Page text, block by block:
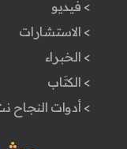
> فيديو
> الاستشارات
> الخبراء
> الكتَاب
> أدوات النجاح